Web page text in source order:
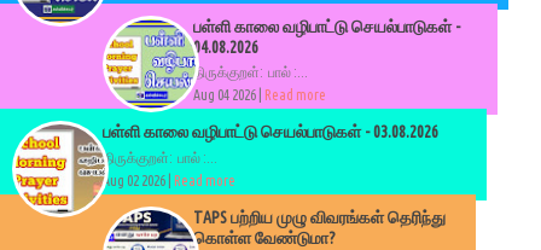
பள்ளி காலை வழிபாட்டு செயல்பாடுகள் -
04.08.2026
திருக்குறள்: பால் :...
Aug 04 2026 |
Read more
பள்ளி காலை வழிபாட்டு செயல்பாடுகள் - 03.08.2026
திருக்குறள்: பால் :...
Aug 02 2026 | Read more
TAPS பற்றிய முழு விவரங்கள் தெரிந்து
கொள்ள வேண்டுமா?